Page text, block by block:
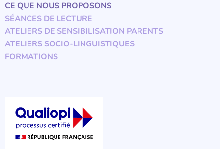
CE QUE NOUS PROPOSONS
SÉANCES DE LECTURE
ATELIERS DE SENSIBILISATION PARENTS
ATELIERS SOCIO-LINGUISTIQUES
FORMATIONS